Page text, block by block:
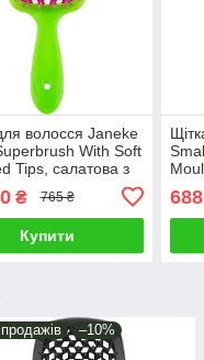
волосся Janeke
With Soft
Tips, салатова з
₴ 765 ₴
Купити
–10%